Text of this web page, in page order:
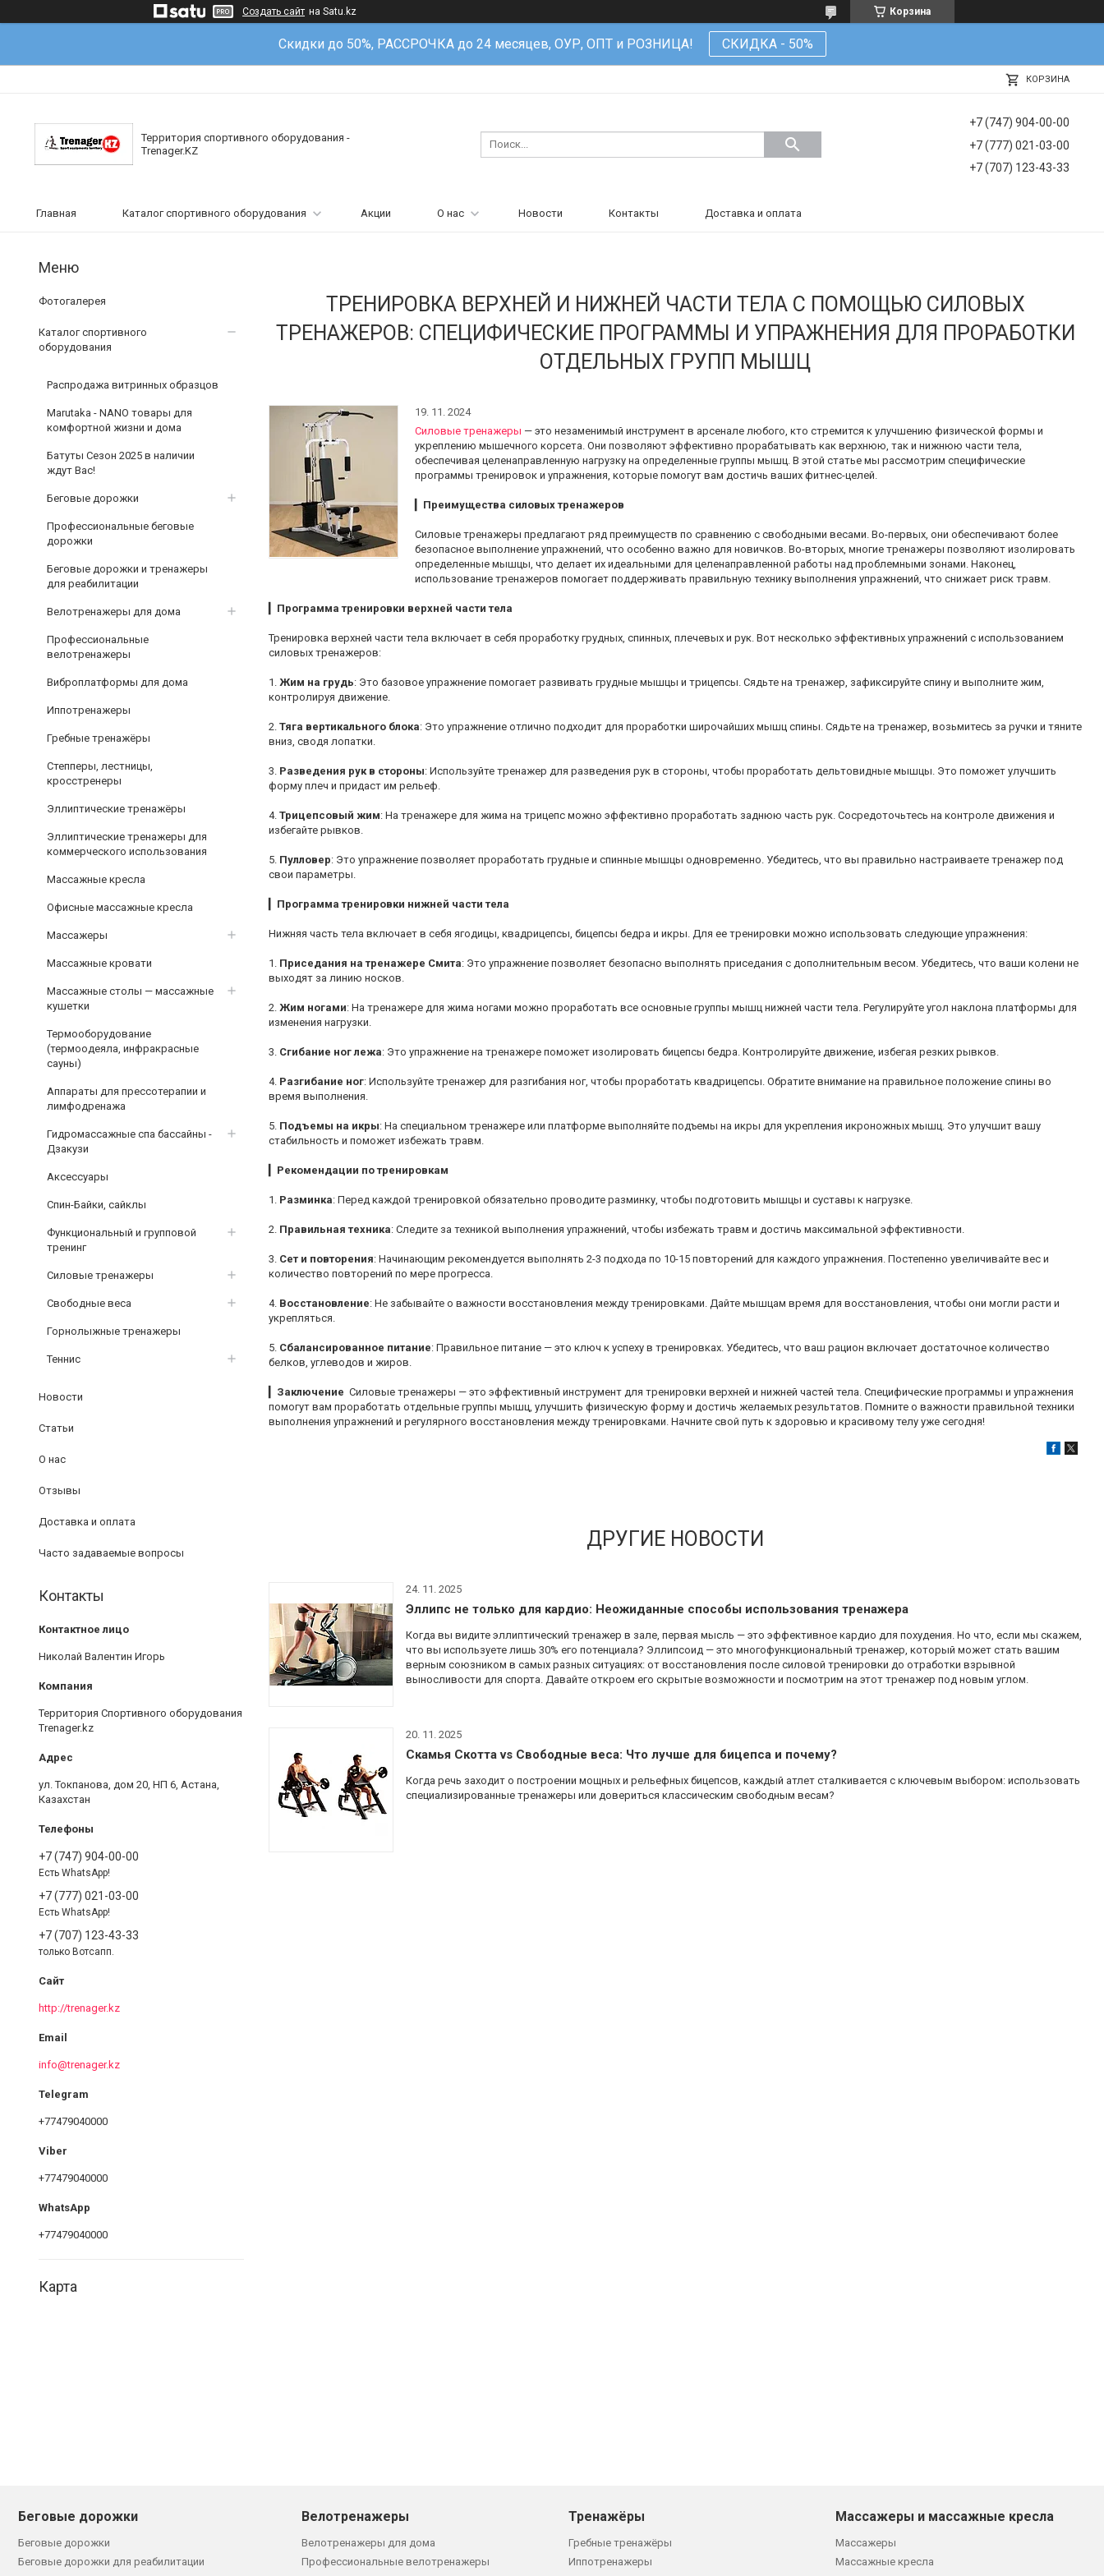
Создать сайт на Satu.kz Корзина
Скидки до 50%, РАССРОЧКА до 24 месяцев, ОУР, ОПТ и РОЗНИЦА! СКИДКА - 50%
КОРЗИНА
Территория спортивного оборудования -
Trenager.KZ
+7 (747) 904-00-00
+7 (777) 021-03-00
+7 (707) 123-43-33
Главная Каталог спортивного оборудования Акции О нас Новости Контакты Доставка и оплата
ТРЕНИРОВКА ВЕРХНЕЙ И НИЖНЕЙ ЧАСТИ ТЕЛА С ПОМОЩЬЮ СИЛОВЫХ
ТРЕНАЖЕРОВ: СПЕЦИФИЧЕСКИЕ ПРОГРАММЫ И УПРАЖНЕНИЯ ДЛЯ ПРОРАБОТКИ
ОТДЕЛЬНЫХ ГРУПП МЫШЦ
19. 11. 2024
Силовые тренажеры — это незаменимый инструмент в арсенале любого, кто стремится к улучшению физической формы и
укреплению мышечного корсета. Они позволяют эффективно прорабатывать как верхнюю, так и нижнюю части тела,
обеспечивая целенаправленную нагрузку на определенные группы мышц. В этой статье мы рассмотрим специфические
программы тренировок и упражнения, которые помогут вам достичь ваших фитнес-целей.
Преимущества силовых тренажеров
Силовые тренажеры предлагают ряд преимуществ по сравнению с свободными весами. Во-первых, они обеспечивают более
безопасное выполнение упражнений, что особенно важно для новичков. Во-вторых, многие тренажеры позволяют изолировать
определенные мышцы, что делает их идеальными для целенаправленной работы над проблемными зонами. Наконец,
использование тренажеров помогает поддерживать правильную технику выполнения упражнений, что снижает риск травм.
Программа тренировки верхней части тела
Тренировка верхней части тела включает в себя проработку грудных, спинных, плечевых и рук. Вот несколько эффективных упражнений с использованием
силовых тренажеров:
1. Жим на грудь: Это базовое упражнение помогает развивать грудные мышцы и трицепсы. Сядьте на тренажер, зафиксируйте спину и выполните жим,
контролируя движение.
2. Тяга вертикального блока: Это упражнение отлично подходит для проработки широчайших мышц спины. Сядьте на тренажер, возьмитесь за ручки и тяните
вниз, сводя лопатки.
3. Разведения рук в стороны: Используйте тренажер для разведения рук в стороны, чтобы проработать дельтовидные мышцы. Это поможет улучшить
форму плеч и придаст им рельеф.
4. Трицепсовый жим: На тренажере для жима на трицепс можно эффективно проработать заднюю часть рук. Сосредоточьтесь на контроле движения и
избегайте рывков.
5. Пулловер: Это упражнение позволяет проработать грудные и спинные мышцы одновременно. Убедитесь, что вы правильно настраиваете тренажер под
свои параметры.
Программа тренировки нижней части тела
Нижняя часть тела включает в себя ягодицы, квадрицепсы, бицепсы бедра и икры. Для ее тренировки можно использовать следующие упражнения:
1. Приседания на тренажере Смита: Это упражнение позволяет безопасно выполнять приседания с дополнительным весом. Убедитесь, что ваши колени не
выходят за линию носков.
2. Жим ногами: На тренажере для жима ногами можно проработать все основные группы мышц нижней части тела. Регулируйте угол наклона платформы для
изменения нагрузки.
3. Сгибание ног лежа: Это упражнение на тренажере поможет изолировать бицепсы бедра. Контролируйте движение, избегая резких рывков.
4. Разгибание ног: Используйте тренажер для разгибания ног, чтобы проработать квадрицепсы. Обратите внимание на правильное положение спины во
время выполнения.
5. Подъемы на икры: На специальном тренажере или платформе выполняйте подъемы на икры для укрепления икроножных мышц. Это улучшит вашу
стабильность и поможет избежать травм.
Рекомендации по тренировкам
1. Разминка: Перед каждой тренировкой обязательно проводите разминку, чтобы подготовить мышцы и суставы к нагрузке.
2. Правильная техника: Следите за техникой выполнения упражнений, чтобы избежать травм и достичь максимальной эффективности.
3. Сет и повторения: Начинающим рекомендуется выполнять 2-3 подхода по 10-15 повторений для каждого упражнения. Постепенно увеличивайте вес и
количество повторений по мере прогресса.
4. Восстановление: Не забывайте о важности восстановления между тренировками. Дайте мышцам время для восстановления, чтобы они могли расти и
укрепляться.
5. Сбалансированное питание: Правильное питание — это ключ к успеху в тренировках. Убедитесь, что ваш рацион включает достаточное количество
белков, углеводов и жиров.
Заключение Силовые тренажеры — это эффективный инструмент для тренировки верхней и нижней частей тела. Специфические программы и упражнения
помогут вам проработать отдельные группы мышц, улучшить физическую форму и достичь желаемых результатов. Помните о важности правильной техники
выполнения упражнений и регулярного восстановления между тренировками. Начните свой путь к здоровью и красивому телу уже сегодня!
ДРУГИЕ НОВОСТИ
24. 11. 2025
Эллипс не только для кардио: Неожиданные способы использования тренажера
Когда вы видите эллиптический тренажер в зале, первая мысль — это эффективное кардио для похудения. Но что, если мы скажем,
что вы используете лишь 30% его потенциала? Эллипсоид — это многофункциональный тренажер, который может стать вашим
верным союзником в самых разных ситуациях: от восстановления после силовой тренировки до отработки взрывной
выносливости для спорта. Давайте откроем его скрытые возможности и посмотрим на этот тренажер под новым углом.
20. 11. 2025
Скамья Скотта vs Свободные веса: Что лучше для бицепса и почему?
Когда речь заходит о построении мощных и рельефных бицепсов, каждый атлет сталкивается с ключевым выбором: использовать
специализированные тренажеры или довериться классическим свободным весам?
Фотогалерея
Каталог спортивного
оборудования
Распродажа витринных образцов
Marutaka - NANO товары для
комфортной жизни и дома
Батуты Сезон 2025 в наличии
ждут Вас!
Беговые дорожки
Профессиональные беговые
дорожки
Беговые дорожки и тренажеры
для реабилитации
Велотренажеры для дома
Профессиональные
велотренажеры
Виброплатформы для дома
Иппотренажеры
Гребные тренажёры
Степперы, лестницы,
кросстренеры
Эллиптические тренажёры
Эллиптические тренажеры для
коммерческого использования
Массажные кресла
Офисные массажные кресла
Массажеры
Массажные кровати
Массажные столы — массажные
кушетки
Термооборудование
(термоодеяла, инфракрасные
сауны)
Аппараты для прессотерапии и
лимфодренажа
Гидромассажные спа бассайны -
Дзакузи
Аксессуары
Спин-Байки, сайклы
Функциональный и групповой
тренинг
Силовые тренажеры
Свободные веса
Горнолыжные тренажеры
Теннис
Новости
Статьи
О нас
Отзывы
Доставка и оплата
Часто задаваемые вопросы
Контакты
Николай Валентин Игорь
Территория Спортивного оборудования
Trenager.kz
ул. Токпанова, дом 20, НП 6, Астана,
Казахстан
+7 (747) 904-00-00
Есть WhatsApp!
+7 (777) 021-03-00
Есть WhatsApp!
+7 (707) 123-43-33
только Вотсапп.
http://trenager.kz
info@trenager.kz
+77479040000
+77479040000
+77479040000
Карта
Беговые дорожки
Беговые дорожки
Беговые дорожки для реабилитации
Велотренажеры
Велотренажеры для дома
Профессиональные велотренажеры
Тренажёры
Гребные тренажёры
Иппотренажеры
Массажеры и массажные кресла
Массажеры
Массажные кресла